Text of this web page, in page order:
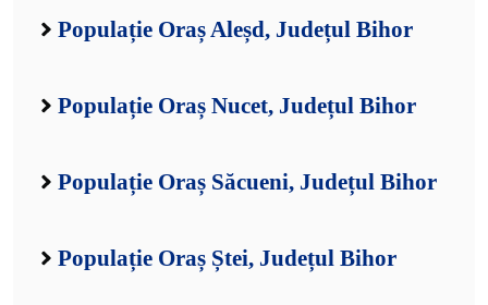
Populație Oraș Aleșd, Județul Bihor
Populație Oraș Nucet, Județul Bihor
Populație Oraș Săcueni, Județul Bihor
Populație Oraș Ștei, Județul Bihor